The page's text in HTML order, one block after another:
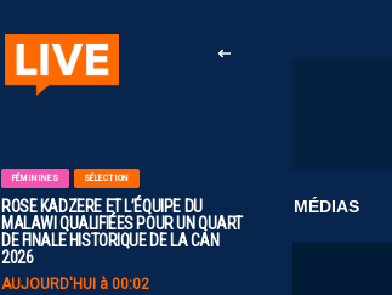
CLUB MÉDIAS
FÉMININES SÉLECTION
ROSE KADZERE ET L’ÉQUIPE DU
MALAWI QUALIFIÉES POUR UN QUART
DE FINALE HISTORIQUE DE LA CAN
2026
AUJOURD'HUI à 00:02